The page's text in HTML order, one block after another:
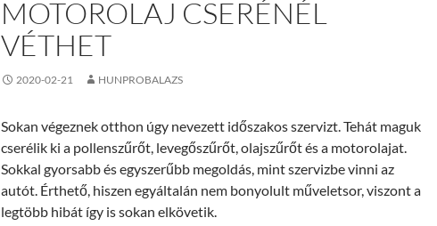
MOTOROLAJ CSERÉNÉL
VÉTHET
2020-02-21 HUNPROBALAZS
Sokan végeznek otthon úgy nevezett időszakos szervizt. Tehát maguk
cserélik ki a pollenszűrőt, levegőszűrőt, olajszűrőt és a motorolajat.
Sokkal gyorsabb és egyszerűbb megoldás, mint szervizbe vinni az
autót. Érthető, hiszen egyáltalán nem bonyolult műveletsor, viszont a
legtöbb hibát így is sokan elkövetik.